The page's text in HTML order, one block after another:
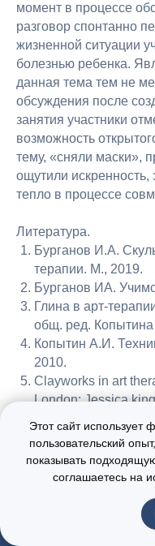
момент в процессе
разговор спонтанно
жизненной ситуации
болезнью ребенка.
данная тема тем не
обсуждения после
занятия участники
возможность
тему, «сняли маски»,
ощутили
тепло в процессе
Литература.
Бурганов И.А.
терапии. М., 2019.
Бурганов ИА.
Глина в арт-
общ. ред.
Копытин А.И.
2010.
Clayworks in art
London: Jessica
Этот сайт использует
пользовательский
показывать
соглашаетесь на